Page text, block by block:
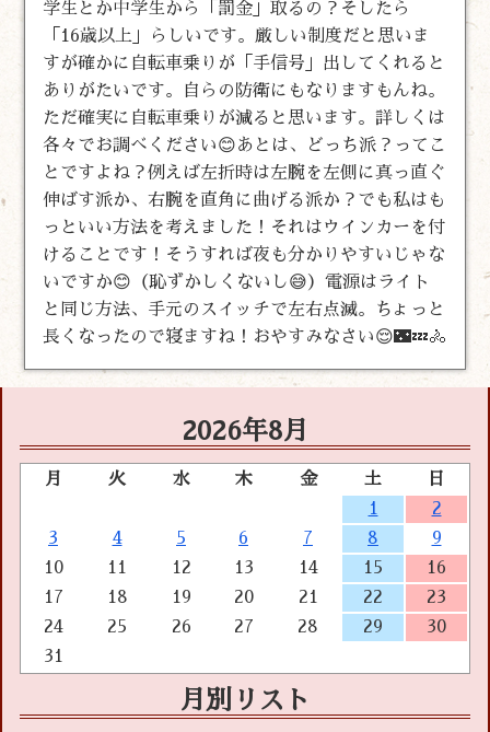
学生とか中学生から「罰金」取るの？そしたら
「16歳以上」らしいです。厳しい制度だと思いま
すが確かに自転車乗りが「手信号」出してくれると
ありがたいです。自らの防衛にもなりますもんね。
ただ確実に自転車乗りが減ると思います。詳しくは
各々でお調べください😊あとは、どっち派？ってこ
とですよね？例えば左折時は左腕を左側に真っ直ぐ
伸ばす派か、右腕を直角に曲げる派か？でも私はも
っといい方法を考えました！それはウインカーを付
けることです！そうすれば夜も分かりやすいじゃな
いですか😊（恥ずかしくないし😅）電源はライト
と同じ方法、手元のスイッチで左右点滅。ちょっと
長くなったので寝ますね！おやすみなさい😌🌃💤🚴
2026年8月
月 火 水 木 金 土
日
1
2
3
4 5 6 7 8
9
10
11 12 13 14 15
16
17
18 19 20 21 22
23
24
25 26 27 28 29
30
31
月別リスト